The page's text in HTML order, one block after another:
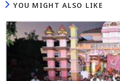
YOU MIGHT ALSO LIKE